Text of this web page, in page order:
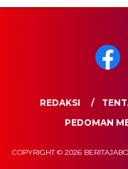
REDAKSI
PEDOMAN
COPYRIGHT © 2026